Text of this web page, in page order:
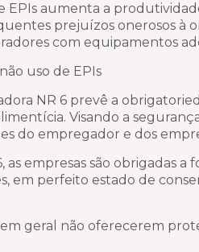
EPIs aumenta a
prejuízos onerosos à
com equipamentos
uso de EPIs
NR 6 prevê a
Visando a
do empregador e dos
as empresas são obrigadas
em perfeito estado de
geral não oferecerem